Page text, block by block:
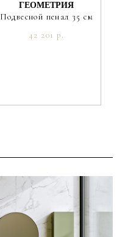
ГЕОМЕТРИЯ
Подвесной пенал 35 см
42 201 р.